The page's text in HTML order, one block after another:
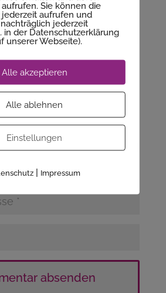
wird nicht veröffentlicht.
sind mit*markiert
Sie können die
aufrufen und
jederzeit
in der Datenschutzerklärung
unserer Webseite).
Alle akzeptieren
Alle ablehnen
Einstellungen
| Impressum